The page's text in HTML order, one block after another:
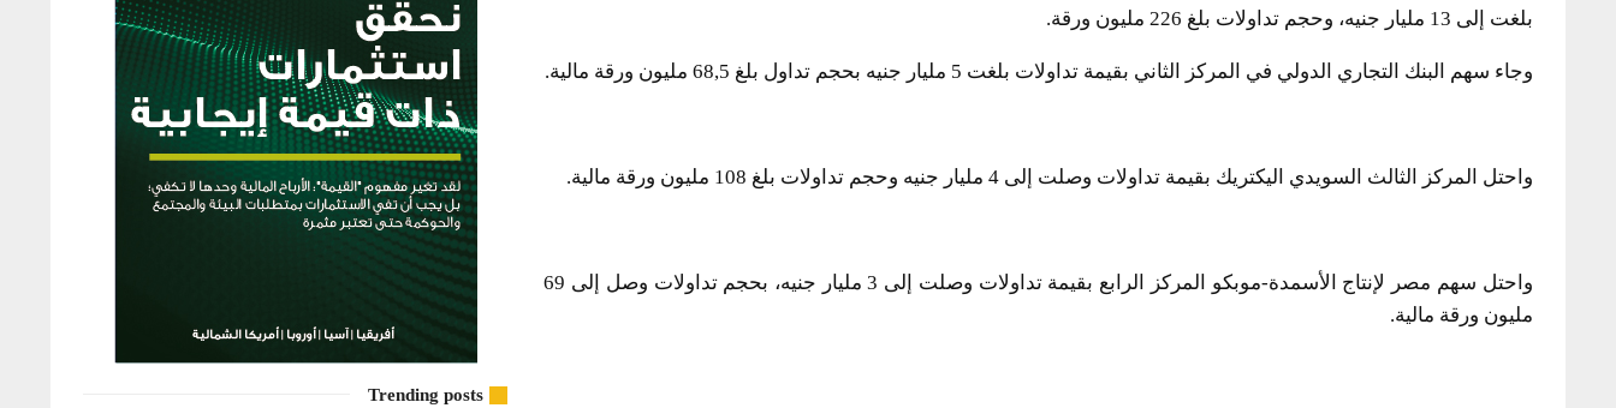
بلغت إلى 13 مليار جنيه، وحجم تداولات بلغ 226 مليون ورقة.
وجاء سهم البنك التجاري الدولي في المركز الثاني بقيمة تداولات بلغت 5 مليار جنيه بحجم تداول بلغ 68,5 مليون ورقة مالية.
واحتل المركز الثالث السويدي اليكتريك بقيمة تداولات وصلت إلى 4 مليار جنيه وحجم تداولات بلغ 108 مليون ورقة مالية.
واحتل سهم مصر لإنتاج الأسمدة-موبكو المركز الرابع بقيمة تداولات وصلت إلى 3 مليار جنيه، بحجم تداولات وصل إلى 69
مليون ورقة مالية.
Trending posts